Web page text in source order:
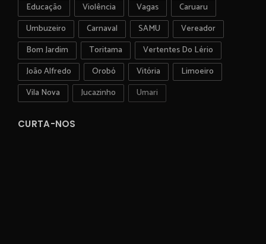
Educação
Violência Vagas
Caruaru
Umbuzeiro
Carnaval SAMU
Vereador
Bom Jardim
Toritama
Vertentes Do Lério
João Alfredo
Orobó Vitória
Limoeiro
Vila Nova
Jucazinho Umari
CURTA-NOS